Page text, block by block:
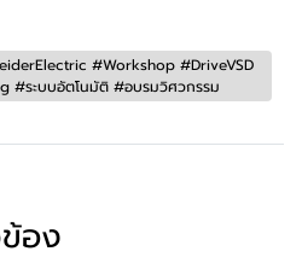
#Workshop #DriveVSD
#ระบบอัตโนมัติ #อบรมวิศวกรรม
อง